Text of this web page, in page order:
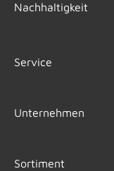
Nachhaltigkeit
Service
Unternehmen
Sortiment